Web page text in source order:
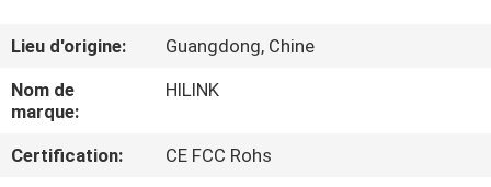
À
PROPOS
DE
NOUS
Lieu d'origine:
Guangdong, Chine
Nom de
marque:
HILINK
Certification:
CE FCC Rohs